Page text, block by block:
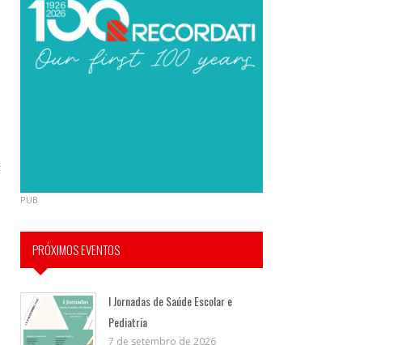
PUB
PRÓXIMOS EVENTOS
I Jornadas de Saúde Escolar e
Pediatria
7 de setembro de 2026